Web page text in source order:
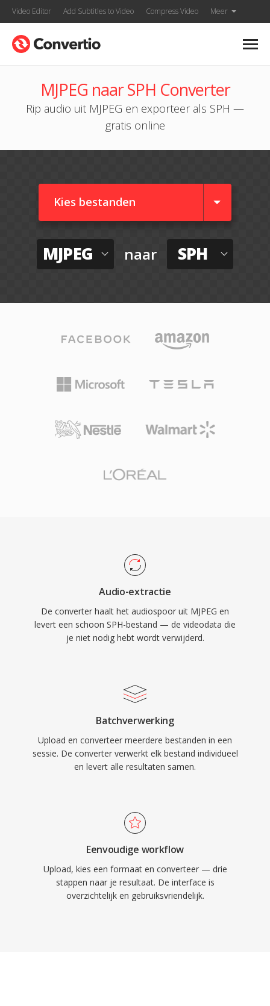
Video Editor Add Subtitles to Video Compress Video Meer
MJPEG naar SPH Converter
Rip audio uit MJPEG en exporteer als SPH —
gratis online
Kies bestanden
MJPEG naar SPH
Audio-extractie
De converter haalt het audiospoor uit MJPEG en
levert een schoon SPH-bestand — de videodata die
je niet nodig hebt wordt verwijderd.
Batchverwerking
Upload en converteer meerdere bestanden in een
sessie. De converter verwerkt elk bestand individueel
en levert alle resultaten samen.
Eenvoudige workflow
Upload, kies een formaat en converteer — drie
stappen naar je resultaat. De interface is
overzichtelijk en gebruiksvriendelijk.